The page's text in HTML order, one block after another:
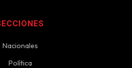
Nacionales
Política